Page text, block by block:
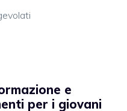
e
per i giovani